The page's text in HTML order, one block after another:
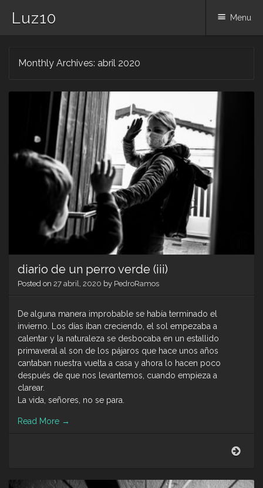
Luz10 Menu
Monthly Archives: abril 2020
diario de un perro verde (iii)
Posted on 27 abril, 2020 by PedroRamos
De alguna manera improbable se había terminado el
invierno. Los días iban creciendo, el sol empezaba a
calentar y la naturaleza se desbocaba en un estallido
primaveral al son de los pájaros que hace unos años
cantaban nuestra vuelta a casa y ahora lo hacen poco
después de que nos levantemos, cuando empieza a
clarear.
La vida, señores, no se para.
Read More →
perro